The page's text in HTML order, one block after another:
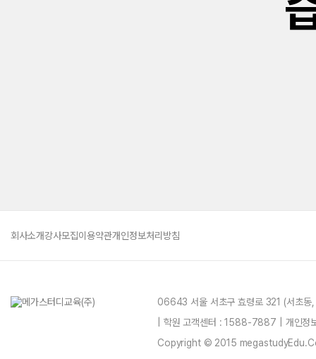
회사소개강사모집이용약관개인정보처리방침
06643 서울 서초구 효령로 321 (서초
| 학원 고객센터 : 1588-7887 | 개인
Copyright © 2015